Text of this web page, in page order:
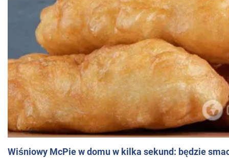
Wiśniowy McPie w domu w kilka sekund: będzie